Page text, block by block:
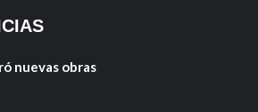
nuevas obras